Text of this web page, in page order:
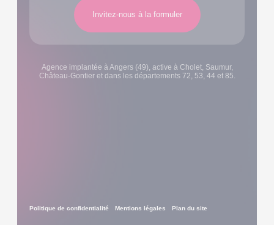
Invitez-nous à la formuler
Agence implantée à Angers (49), active à Cholet, Saumur,
Château-Gontier et dans les départements 72, 53, 44 et 85.
Politique de confidentialité Mentions légales Plan du site